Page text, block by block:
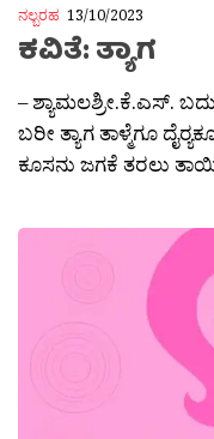
ನಲ್ಬರಹ 13/10/2023
ಕವಿತೆ: ತ್ಯಾಗ
– ಶ್ಯಾಮಲಶ್ರೀ.ಕೆ.ಎಸ್.
ಬರೀ ತ್ಯಾಗ ತಾಳ್ಮೆಗೂ
ಕೂಸನು ಜಗಕೆ ತರಲು